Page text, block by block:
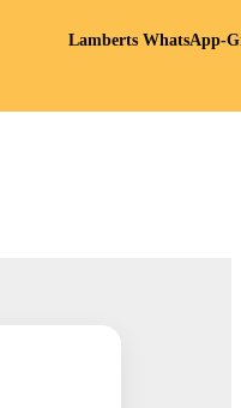
Lamberts WhatsApp-